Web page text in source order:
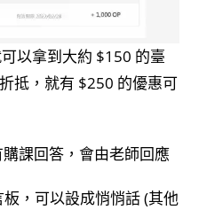
以拿到大約 $150 的臺
抵，就有 $250 的優惠可
課回答，會由老師回應
，可以設成悄悄話 (其他